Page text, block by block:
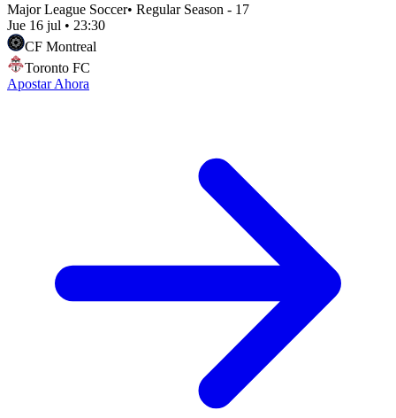
Major League Soccer• Regular Season - 17
Jue 16 jul • 23:30
CF Montreal
Toronto FC
Apostar Ahora